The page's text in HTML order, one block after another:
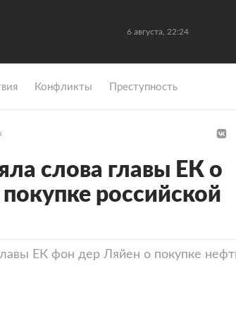
6 августа, 22:24
Конфликты Преступность
слова главы ЕК о
российской
ЕК фон дер Ляйен о покупке